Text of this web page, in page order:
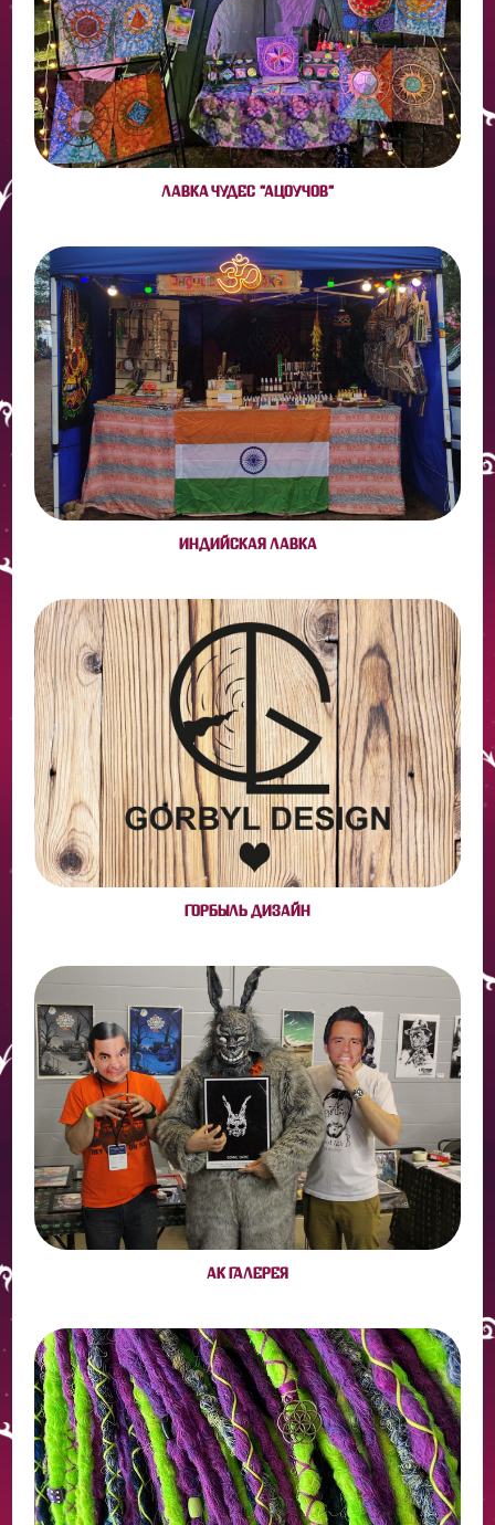
ЛАВКА ЧУДЕС "АЦОУЧОВ"
ИНДИЙСКАЯ ЛАВКА
ГОРБЫЛЬ ДИЗАЙН
АК ГАЛЕРЕЯ